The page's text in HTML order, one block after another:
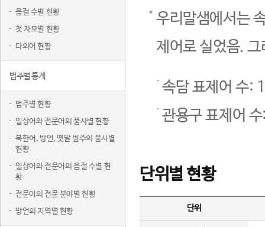
음절 수별 현황
첫 자모별 현황
다의어 현황
범주별 통계
범주별 현황
일상어와 전문어의 품사별 현황
북한어, 방언, 옛말 범주의 품사별
현황
일상어와 전문어의 음절 수별 현
황
전문어의 전문 분야별 현황
방언의 지역별 현황
우리말샘에서는
제어로 실었음.
속담 표제어 수:
관용구 표제어
단위별 현황
단위